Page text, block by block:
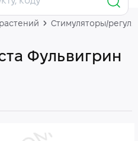
Стимуляторы/
Фульвигрин